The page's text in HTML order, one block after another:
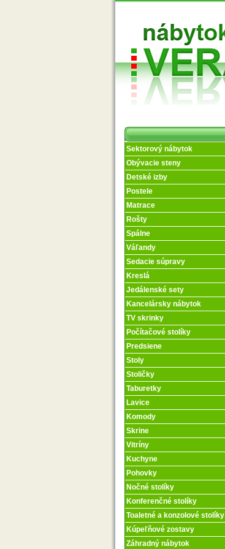
Sektorový nábytok
Obývacie steny
Detské izby
Postele
Matrace
Rošty
Spálne
Váľandy
Sedacie súpravy
Kreslá
Jedálenské sety
Kancelársky nábytok
TV skrinky
Počítačové stolíky
Predsiene
Stoly
Stoličky
Taburetky
Lavice
Komody
Skrine
Vitríny
Kuchyne
Pohovky
Nočné stolíky
Konferenčné stolíky
Toaletné a konzolové stolíky
Kúpeľňové zostavy
Záhradný nábytok